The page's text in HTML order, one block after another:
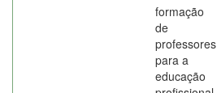
formação
de
professores
para a
educação